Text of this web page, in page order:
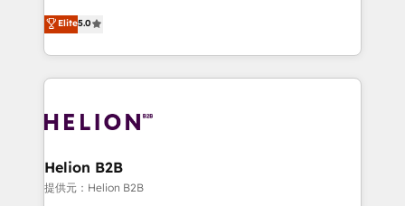
record migrating businesses from CRM & Marketing
Platforms such as Salesforce, Dynamics, Pipedrive,
with attract and retain customers, manage their
business people and processes, and how they
ranks in the top 1% of global HubSpot Partners and
has been one of the longest-standing partners since
2012. We empower businesses to harness the full
potential of HubSpot by combining strategic
bespoke HubSpot solutions tailored to drive
Choose Nexa Cognition? 🚀 HubSpot Expertise: Our
certified team specialises in CRM implementation,
Elite5.0
Helion B2B
提供元：Helion B2B